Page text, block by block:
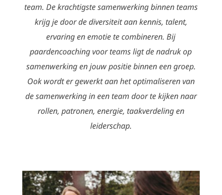
team. De krachtigste samenwerking binnen teams
krijg je door de diversiteit aan kennis, talent,
ervaring en emotie te combineren. Bij
paardencoaching voor teams ligt de nadruk op
samenwerking en jouw positie binnen een groep.
Ook wordt er gewerkt aan het optimaliseren van
de samenwerking in een team door te kijken naar
rollen, patronen, energie, taakverdeling en
leiderschap.